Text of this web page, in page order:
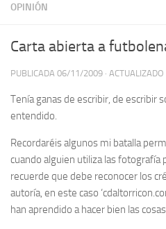
OPINIÓN
Carta abierta a
PUBLICADA 06/11/2009 · ACTUALIZADO
Tenía ganas de escribir, de escribir
entendido.
Recordaréis algunos mi batalla
cuando alguien utiliza las fotografía
recuerde que debe reconocer los
autoría, en este caso
han aprendido a hacer bien las